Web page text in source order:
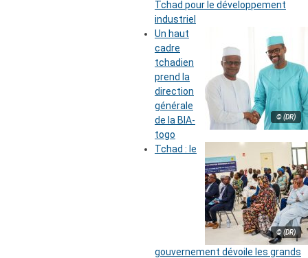
Tchad pour le développement
industriel
© (DR)
Un haut
cadre
tchadien
prend la
direction
générale
de la BIA-
togo
© (DR)
Tchad : le
gouvernement dévoile les grands